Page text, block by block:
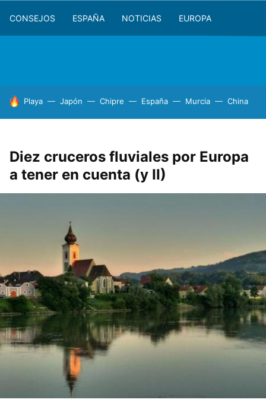
CONSEJOS ESPAÑA NOTICIAS EUROPA
HOY SE HABLA DE
Playa Japón Chipre España Murcia China
Diez cruceros fluviales por Europa
a tener en cuenta (y II)